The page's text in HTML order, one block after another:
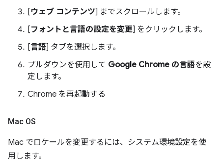
[ウェブ コンテンツ] までスクロールします。
[フォントと言語の設定を変更] をクリックします。
[言語] タブを選択します。
プルダウンを使用して Google Chrome の言語を設
定します。
Chrome を再起動する
Mac OS
Mac でロケールを変更するには、システム環境設定を使
用します。